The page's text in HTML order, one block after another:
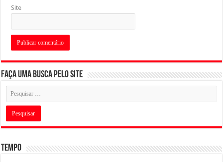
Site
Faça uma busca pelo Site
Tempo